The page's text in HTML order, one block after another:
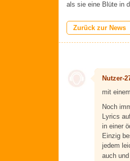
als sie eine Blüte in
Zurück zur News
Nutzer-
mit
Noch
Lyrics
in einer
Einzig
jedem
auch